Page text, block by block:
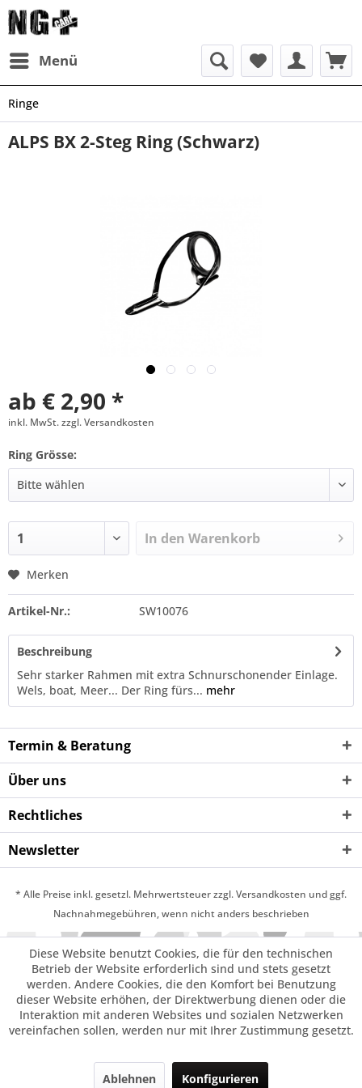
Menü
Ringe
ALPS BX 2-Steg Ring (Schwarz)
ab € 2,90 *
inkl. MwSt. zzgl. Versandkosten
Ring Grösse:
In den Warenkorb
Merken
Artikel-Nr.: SW10076
Beschreibung
Sehr starker Rahmen mit extra Schnurschonender Einlage.
Wels, boat, Meer... Der Ring fürs... mehr
Termin & Beratung
Über uns
Rechtliches
Newsletter
* Alle Preise inkl. gesetzl. Mehrwertsteuer zzgl. Versandkosten und ggf.
Nachnahmegebühren, wenn nicht anders beschrieben
Diese Website benutzt Cookies, die für den technischen
Betrieb der Website erforderlich sind und stets gesetzt
werden. Andere Cookies, die den Komfort bei Benutzung
dieser Website erhöhen, der Direktwerbung dienen oder die
Interaktion mit anderen Websites und sozialen Netzwerken
vereinfachen sollen, werden nur mit Ihrer Zustimmung gesetzt.
Ablehnen Konfigurieren